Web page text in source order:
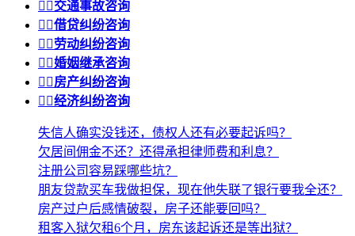
 交通事故咨询
 借贷纠纷咨询
 劳动纠纷咨询
 婚姻继承咨询
 房产纠纷咨询
 经济纠纷咨询
失信人确实没钱还，债权人还有必要起诉吗？
欠居间佣金不还？还得承担律师费和利息？
注册公司容易踩哪些坑？
朋友贷款买车我做担保，现在他失联了银行要我全还？
房产过户后感情破裂，房子还能要回吗？
租客入狱欠租6个月，房东该起诉还是等出狱？